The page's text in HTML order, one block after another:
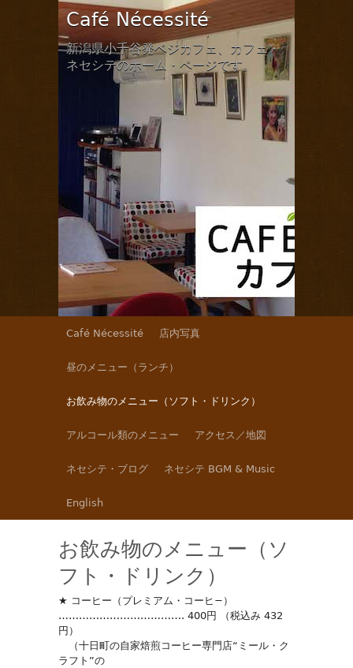
Café Nécessité
新潟県小千谷発ベジカフェ、カフェ・
ネセシテのホーム・ページです。
Café Nécessité 店内写真
昼のメニュー（ランチ）
お飲み物のメニュー（ソフト・ドリンク）
アルコール類のメニュー アクセス／地図
ネセシテ・ブログ ネセシテ BGM & Music
English
お飲み物のメニュー（ソ
フト・ドリンク）
★ コーヒー（プレミアム・コーヒ−）
………………………………. 400円 （税込み 432
円）
（十日町の自家焙煎コーヒー専門店“ミール・ク
ラフト”の